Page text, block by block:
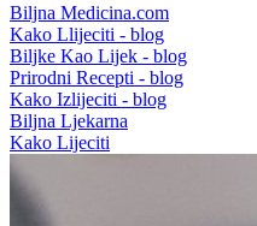
Biljna Medicina.com
Kako Llijeciti - blog
Biljke Kao Lijek - blog
Prirodni Recepti - blog
Kako Izlijeciti - blog
Biljna Ljekarna
Kako Lijeciti